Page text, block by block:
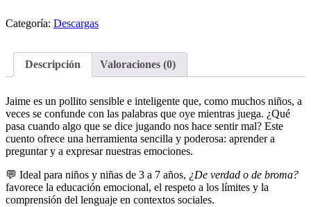
Categoría: Descargas
Descripción Valoraciones (0)
Jaime es un pollito sensible e inteligente que, como muchos niños, a
veces se confunde con las palabras que oye mientras juega. ¿Qué
pasa cuando algo que se dice jugando nos hace sentir mal? Este
cuento ofrece una herramienta sencilla y poderosa: aprender a
preguntar y a expresar nuestras emociones.
💬 Ideal para niños y niñas de 3 a 7 años, ¿De verdad o de broma?
favorece la educación emocional, el respeto a los límites y la
comprensión del lenguaje en contextos sociales.